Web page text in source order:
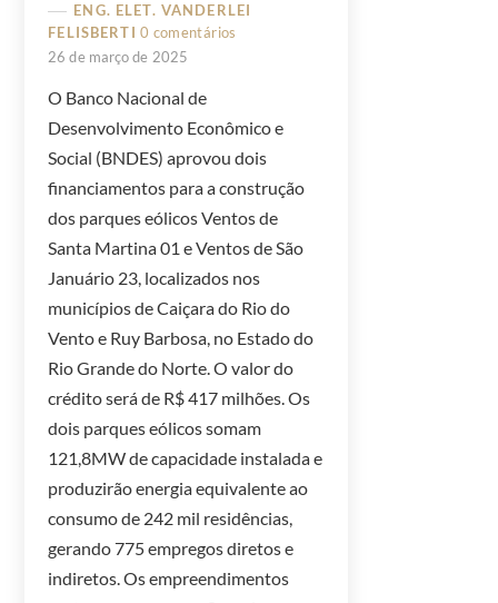
ENG. ELET. VANDERLEI
FELISBERTI 0 comentários
26 de março de 2025
O Banco Nacional de
Desenvolvimento Econômico e
Social (BNDES) aprovou dois
financiamentos para a construção
dos parques eólicos Ventos de
Santa Martina 01 e Ventos de São
Januário 23, localizados nos
municípios de Caiçara do Rio do
Vento e Ruy Barbosa, no Estado do
Rio Grande do Norte. O valor do
crédito será de R$ 417 milhões. Os
dois parques eólicos somam
121,8MW de capacidade instalada e
produzirão energia equivalente ao
consumo de 242 mil residências,
gerando 775 empregos diretos e
indiretos. Os empreendimentos